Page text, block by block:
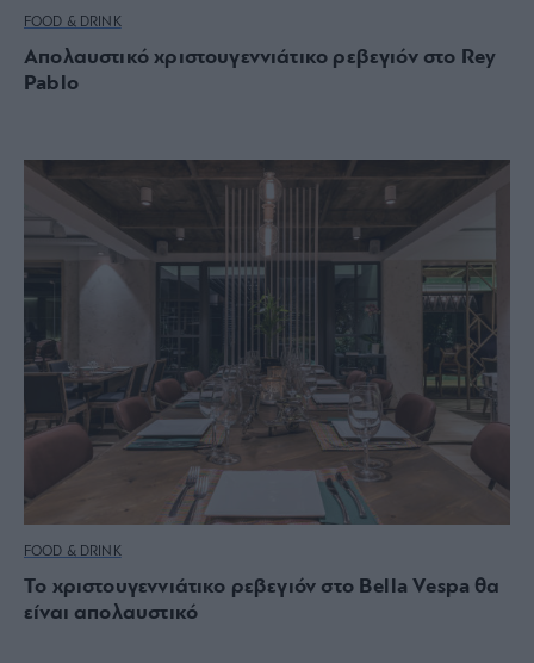
FOOD & DRINK
Απολαυστικό χριστουγεννιάτικο ρεβεγιόν στο Rey
Pablo
FOOD & DRINK
To χριστουγεννιάτικο ρεβεγιόν στο Bella Vespa θα
είναι απολαυστικό